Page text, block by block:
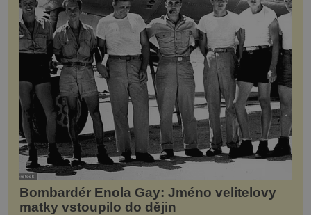
Bombardér Enola Gay: Jméno velitelovy
matky vstoupilo do dějin